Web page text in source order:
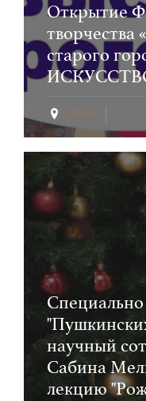
Открытие
творчества
старого
Специально
научный
Сабина
лекцию